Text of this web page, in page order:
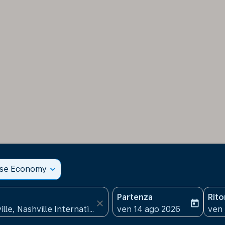
Economy expand_more
close
Partenza
fc-booking-departure-
ven 14 ago 2026
today
fc-
ven